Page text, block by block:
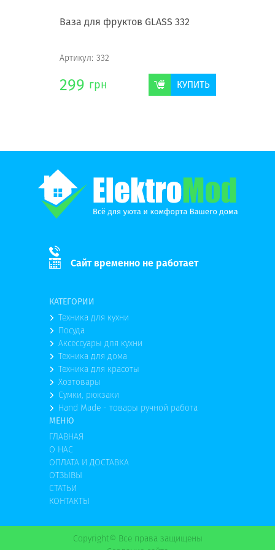
Ваза для фруктов GLASS 332
Артикул: 332
299 грн КУПИТЬ
Сайт временно не работает
КАТЕГОРИИ
Техника для кухни
Посуда
Аксессуары для кухни
Техника для дома
Техника для красоты
Хозтовары
Сумки, рюкзаки
Hand Made - товары ручной работа
МЕНЮ
ГЛАВНАЯ
О НАС
ОПЛАТА И ДОСТАВКА
ОТЗЫВЫ
СТАТЬИ
КОНТАКТЫ
Copyright© Все права защищены